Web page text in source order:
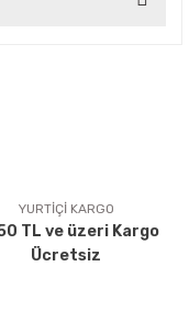
YURTİÇİ KARGO
TL ve üzeri Kargo
Ücretsiz